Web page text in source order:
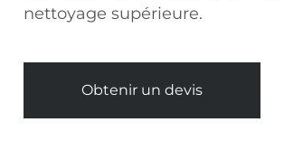
nettoyage supérieure.
Obtenir un devis